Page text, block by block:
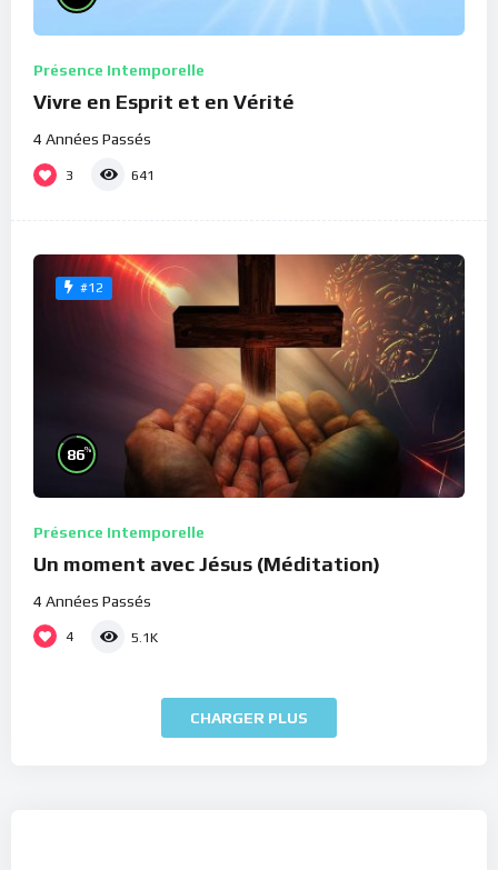
Présence Intemporelle
Vivre en Esprit et en Vérité
4 Années Passés
3 641
#12
86%
Présence Intemporelle
Un moment avec Jésus (Méditation)
4 Années Passés
4 5.1K
CHARGER PLUS